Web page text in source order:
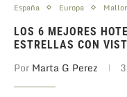
España Europa
LOS 6 MEJORES
ESTRELLAS CON
Por Marta G Perez